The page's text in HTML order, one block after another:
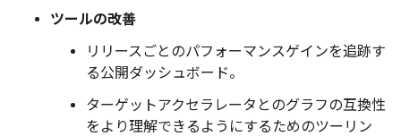
ツールの改善
リリースごとのパフォーマンスゲインを追跡す
る公開ダッシュボード。
ターゲットアクセラレータとのグラフの互換性
をより理解できるようにするためのツーリン